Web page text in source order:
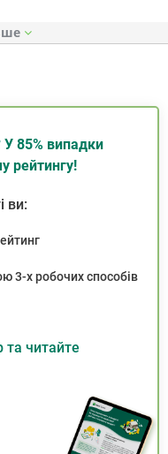
85% випадки
рейтингу!
ви:
3-х робочих способів
читайте